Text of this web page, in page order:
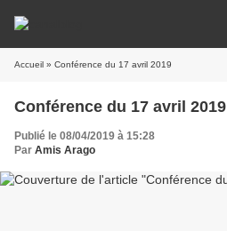
Accueil » Conférence du 17 avril 2019
Conférence du 17 avril 2019
Publié le 08/04/2019 à 15:28
Par Amis Arago